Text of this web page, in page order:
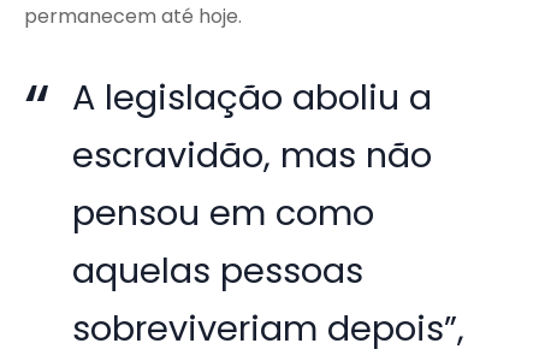
permanecem até hoje.
A legislação aboliu a
escravidão, mas não
pensou em como
aquelas pessoas
sobreviveriam depois”,